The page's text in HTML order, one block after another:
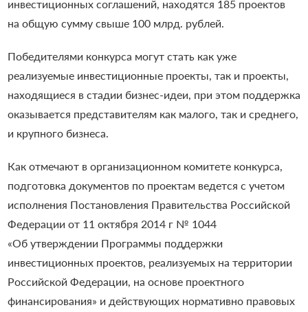
инвестиционных соглашений, находятся 185 проектов
на общую сумму свыше 100 млрд. рублей.
Победителями конкурса могут стать как уже
реализуемые инвестиционные проекты, так и проекты,
находящиеся в стадии бизнес-идеи, при этом поддержка
оказывается представителям как малого, так и среднего,
и крупного бизнеса.
Как отмечают в организационном комитете конкурса,
подготовка документов по проектам ведется с учетом
исполнения Постановления Правительства Российской
Федерации от 11 октября 2014 г № 1044
«Об утверждении Программы поддержки
инвестиционных проектов, реализуемых на территории
Российской Федерации, на основе проектного
финансирования» и действующих нормативно правовых